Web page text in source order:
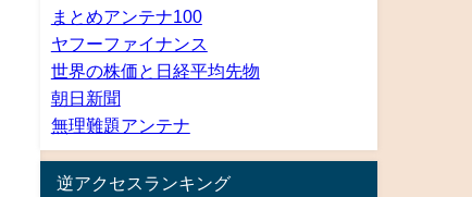
まとめアンテナ100
ヤフーファイナンス
世界の株価と日経平均先物
朝日新聞
無理難題アンテナ
逆アクセスランキング